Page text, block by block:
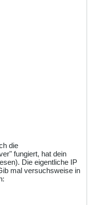
die
fungiert, hat dein
Die eigentliche IP
mal versuchsweise in